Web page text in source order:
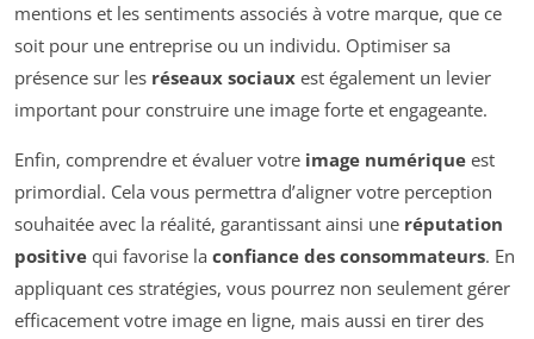
mentions et les sentiments associés à votre marque, que ce
soit pour une entreprise ou un individu. Optimiser sa
présence sur les réseaux sociaux est également un levier
important pour construire une image forte et engageante.
Enfin, comprendre et évaluer votre image numérique est
primordial. Cela vous permettra d’aligner votre perception
souhaitée avec la réalité, garantissant ainsi une réputation
positive qui favorise la confiance des consommateurs. En
appliquant ces stratégies, vous pourrez non seulement gérer
efficacement votre image en ligne, mais aussi en tirer des